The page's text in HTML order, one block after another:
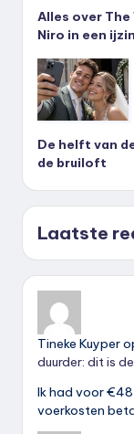
Alles over
Niro in een
De helft van
de bruiloft
Laatste
Tineke Kuyper
duurder: dit is
Ik had voor
voerkosten